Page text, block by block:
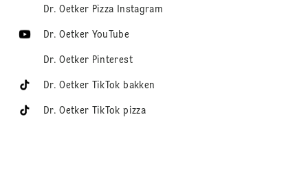
Dr. Oetker Pizza Instagram
Dr. Oetker YouTube
Dr. Oetker Pinterest
Dr. Oetker TikTok bakken
Dr. Oetker TikTok pizza